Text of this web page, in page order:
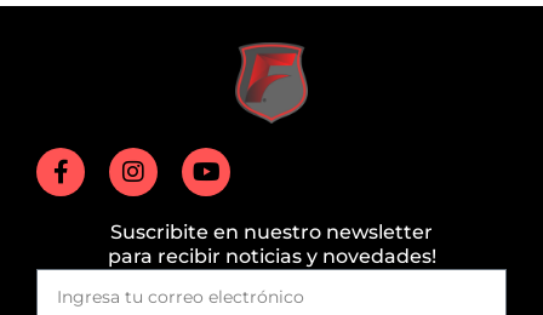
Suscribite en nuestro newsletter
para recibir noticias y novedades!